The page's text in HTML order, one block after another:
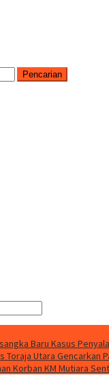
Pencarian
Baru Kasus
Toraja Utara Gencarkan
Korban KM Mutiara